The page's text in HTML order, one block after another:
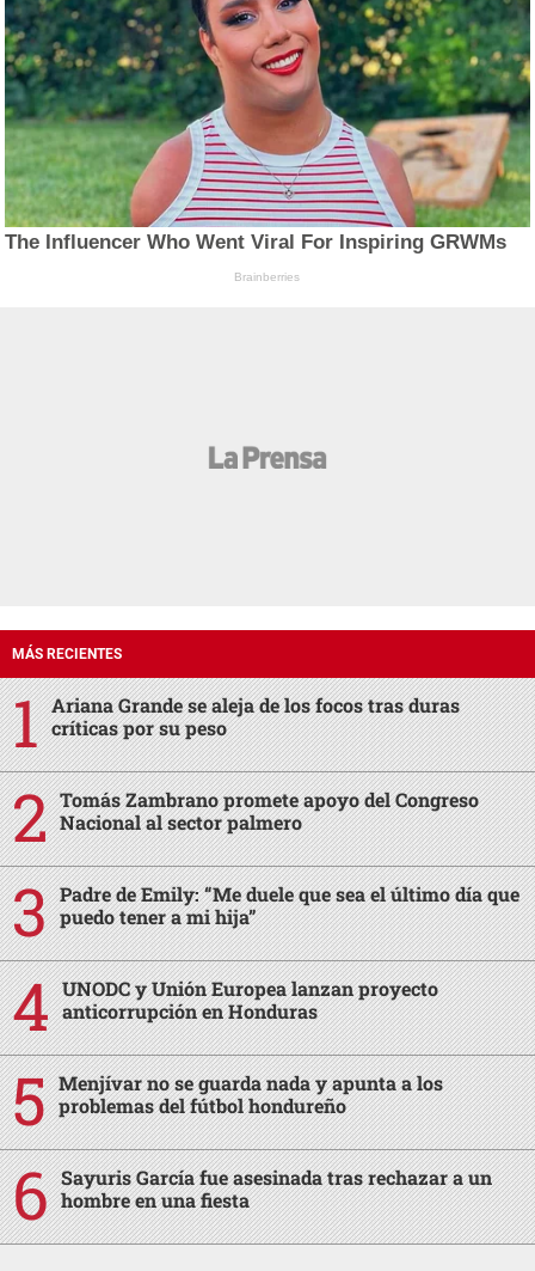
The Influencer Who Went Viral For Inspiring GRWMs
Brainberries
MÁS RECIENTES
Ariana Grande se aleja de los focos tras duras
críticas por su peso
Tomás Zambrano promete apoyo del Congreso
Nacional al sector palmero
Padre de Emily: “Me duele que sea el último día que
puedo tener a mi hija”
UNODC y Unión Europea lanzan proyecto
anticorrupción en Honduras
Menjívar no se guarda nada y apunta a los
problemas del fútbol hondureño
Sayuris García fue asesinada tras rechazar a un
hombre en una fiesta